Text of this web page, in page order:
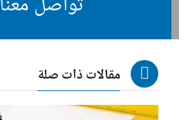
مقالات ذات صلة